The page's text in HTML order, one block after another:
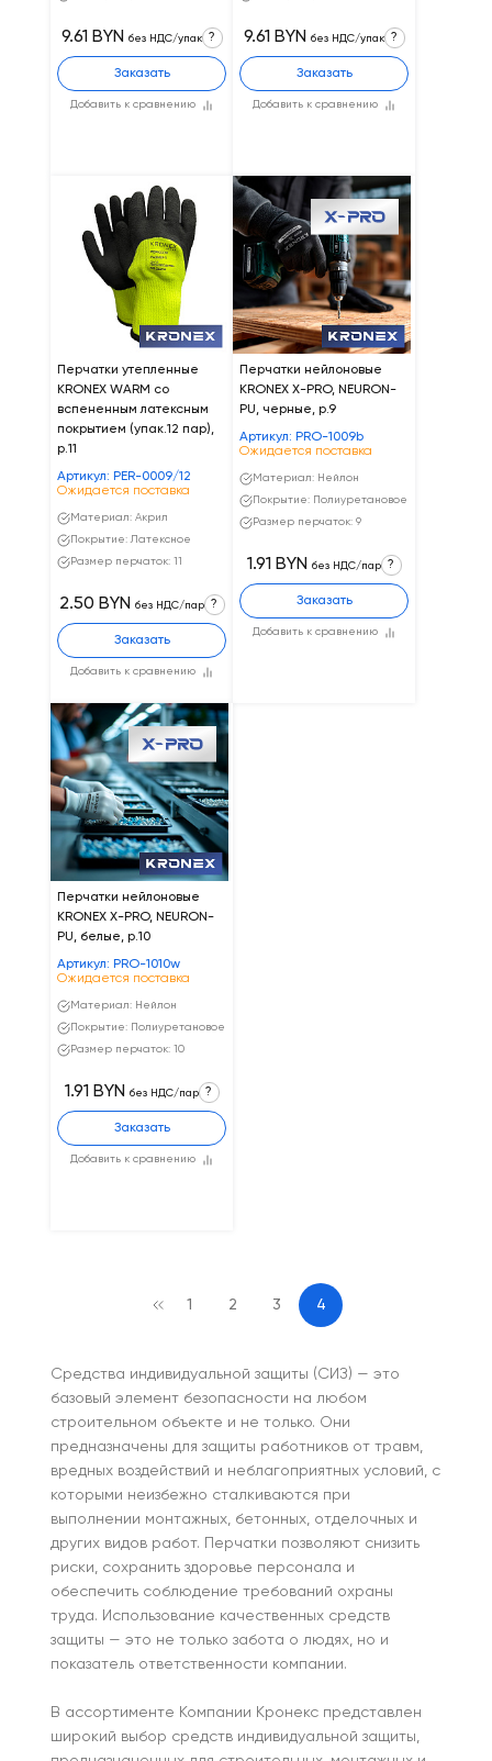
Добавить к сравнению
9.61 BYN без НДС/упак ?
Заказать
Добавить к сравнению
9.61 BYN без НДС/упак ?
Заказать
Перчатки утепленные
KRONEX WARM со
вспененным латексным
покрытием (упак.12 пар),
р.11
Артикул: PER-0009/12
Ожидается поставка
Материал: Акрил
Покрытие: Латексное
Размер перчаток: 11
Добавить к сравнению
2.50 BYN без НДС/пар ?
Заказать
Перчатки нейлоновые
KRONEX X-PRO, NEURON-
PU, черные, р.9
Артикул: PRO-1009b
Ожидается поставка
Материал: Нейлон
Покрытие: Полиуретановое
Размер перчаток: 9
Добавить к сравнению
1.91 BYN без НДС/пар ?
Заказать
Перчатки нейлоновые
KRONEX X-PRO, NEURON-
PU, белые, р.10
Артикул: PRO-1010w
Ожидается поставка
Материал: Нейлон
Покрытие: Полиуретановое
Размер перчаток: 10
Добавить к сравнению
1.91 BYN без НДС/пар ?
Заказать
1 2 3 4
Средства индивидуальной защиты (СИЗ) — это
базовый элемент безопасности на любом
строительном объекте и не только. Они
предназначены для защиты работников от травм,
вредных воздействий и неблагоприятных условий, с
которыми неизбежно сталкиваются при
выполнении монтажных, бетонных, отделочных и
других видов работ. Перчатки позволяют снизить
риски, сохранить здоровье персонала и
обеспечить соблюдение требований охраны
труда. Использование качественных средств
защиты — это не только забота о людях, но и
показатель ответственности компании.
В ассортименте Компании Кронекс представлен
широкий выбор средств индивидуальной защиты,